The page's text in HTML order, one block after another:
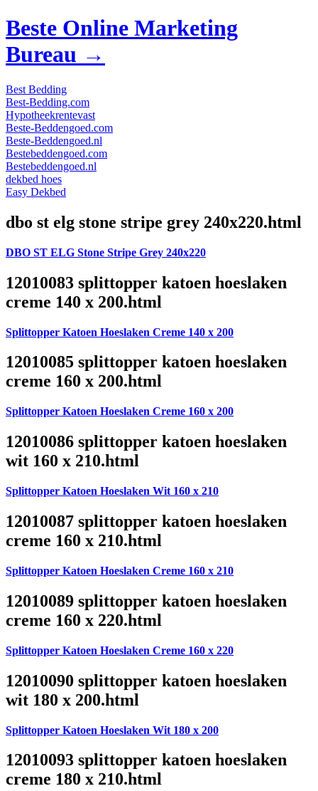
Beste Online Marketing
Bureau →
Best Bedding
Best-Bedding.com
Hypotheekrentevast
Beste-Beddengoed.com
Beste-Beddengoed.nl
Bestebeddengoed.com
Bestebeddengoed.nl
dekbed hoes
Easy Dekbed
dbo st elg stone stripe grey 240x220.html
DBO ST ELG Stone Stripe Grey 240x220
12010083 splittopper katoen hoeslaken
creme 140 x 200.html
Splittopper Katoen Hoeslaken Creme 140 x 200
12010085 splittopper katoen hoeslaken
creme 160 x 200.html
Splittopper Katoen Hoeslaken Creme 160 x 200
12010086 splittopper katoen hoeslaken
wit 160 x 210.html
Splittopper Katoen Hoeslaken Wit 160 x 210
12010087 splittopper katoen hoeslaken
creme 160 x 210.html
Splittopper Katoen Hoeslaken Creme 160 x 210
12010089 splittopper katoen hoeslaken
creme 160 x 220.html
Splittopper Katoen Hoeslaken Creme 160 x 220
12010090 splittopper katoen hoeslaken
wit 180 x 200.html
Splittopper Katoen Hoeslaken Wit 180 x 200
12010093 splittopper katoen hoeslaken
creme 180 x 210.html